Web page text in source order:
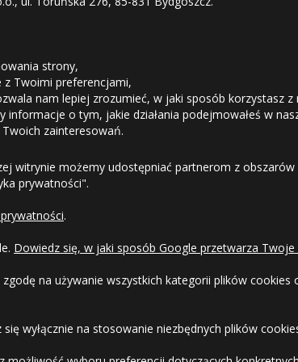
strony,
z Twoimi preferencjami,
nam lepiej zrozumieć, w jaki sposób korzystasz z
informacje o tym, jakie działania podejmowałeś w
zainteresowań.
witrynie możemy udostępniać partnerom z
prywatności".
.
Dowiedz się, w jaki sposób Google przetwarza
na używanie wszystkich kategorii plików
wyłącznie na stosowanie niezbędnych plików
Duża ilość
Średnia ilość
Duża ilość
Średnia ilość
Mała ilość
Odstąpienie od umowy
Dlaczego warto kupić w 24opony.pl
Raty